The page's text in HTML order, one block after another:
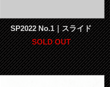
SP2022 No.1｜スライド
SOLD OUT